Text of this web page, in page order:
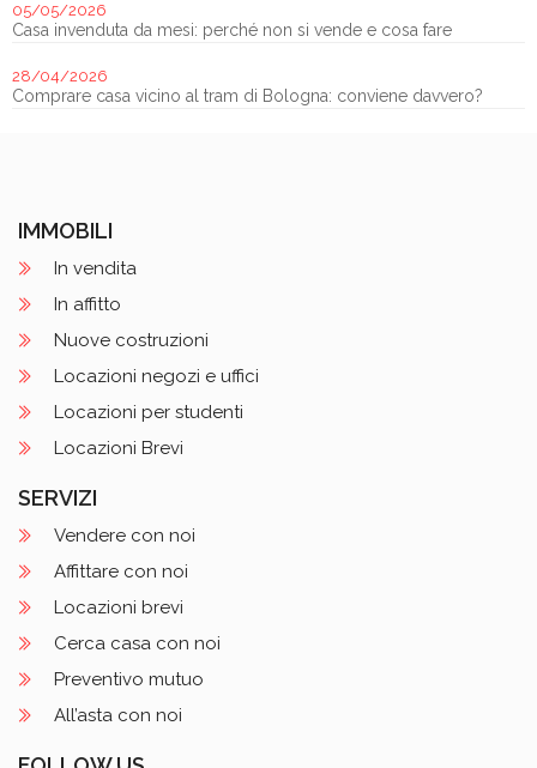
05/05/2026
Casa invenduta da mesi: perché non si vende e cosa fare
28/04/2026
Comprare casa vicino al tram di Bologna: conviene davvero?
IMMOBILI
In vendita
In affitto
Nuove costruzioni
Locazioni negozi e uffici
Locazioni per studenti
Locazioni Brevi
SERVIZI
Vendere con noi
Affittare con noi
Locazioni brevi
Cerca casa con noi
Preventivo mutuo
All’asta con noi